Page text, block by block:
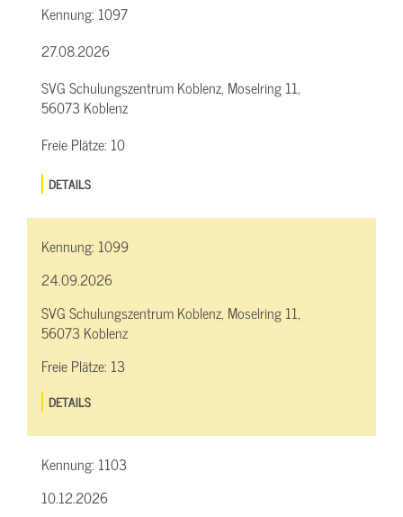
Kennung: 1097
27.08.2026
SVG Schulungszentrum Koblenz, Moselring 11,
56073 Koblenz
Freie Plätze: 10
DETAILS
Kennung: 1099
24.09.2026
SVG Schulungszentrum Koblenz, Moselring 11,
56073 Koblenz
Freie Plätze: 13
DETAILS
Kennung: 1103
10.12.2026